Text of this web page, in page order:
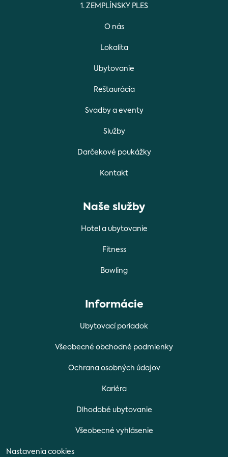
1. ZEMPLÍNSKY PLES
O nás
Lokalita
Ubytovanie
Reštaurácia
Svadby a eventy
Služby
Darčekové poukážky
Kontakt
Naše služby
Hotel a ubytovanie
Fitness
Bowling
Informácie
Ubytovací poriadok
Všeobecné obchodné podmienky
Ochrana osobných údajov
Kariéra
Dlhodobé ubytovanie
Všeobecné vyhlásenie
Nastavenia cookies